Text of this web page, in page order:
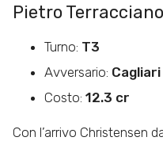
Pietro
Turno: T3
Avversario:
Costo: 12.3 cr
Con l’arrivo Christensen